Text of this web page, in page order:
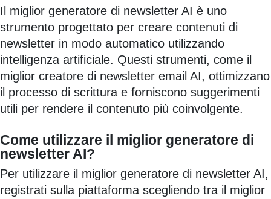
Il miglior generatore di newsletter AI è uno
strumento progettato per creare contenuti di
newsletter in modo automatico utilizzando
intelligenza artificiale. Questi strumenti, come il
miglior creatore di newsletter email AI, ottimizzano
il processo di scrittura e forniscono suggerimenti
utili per rendere il contenuto più coinvolgente.
Come utilizzare il miglior generatore di
newsletter AI?
Per utilizzare il miglior generatore di newsletter AI,
registrati sulla piattaforma scegliendo tra il miglior